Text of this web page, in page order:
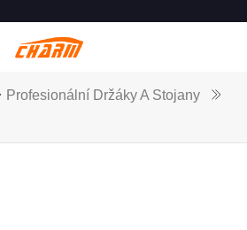
Profesionální Držáky A Stojany